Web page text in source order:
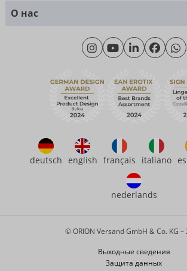
Monday - Thursday: 09:00am -
Friday: 09:00am - 3:00pm (CET/
Контакт
Часто задаваемые вопросы
О нас
О нас
Продолжительность
eroFame
deutsch english français italiano
nederlands
Выходные сведения
Защита данных
© ORION Versand GmbH & Co. KG –